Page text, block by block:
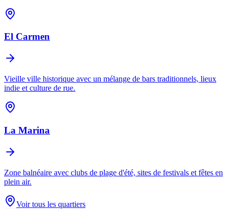
El Carmen
Vieille ville historique avec un mélange de bars traditionnels, lieux
indie et culture de rue.
La Marina
Zone balnéaire avec clubs de plage d'été, sites de festivals et fêtes en
plein air.
Voir tous les quartiers